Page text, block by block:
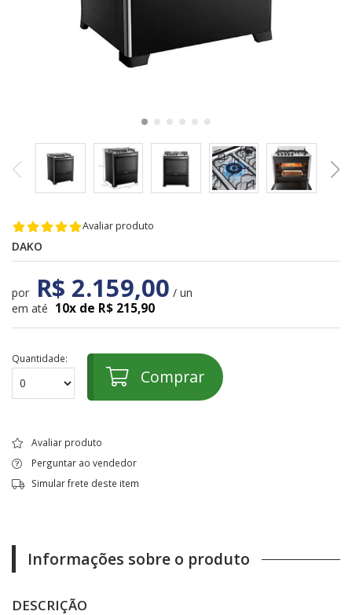
Avaliar produto
DAKO
por R$ 2.159,00 / un
em até 10x de R$ 215,90
Quantidade:
Comprar
Avaliar produto
Perguntar ao vendedor
Simular frete deste item
Informações sobre o produto
DESCRIÇÃO